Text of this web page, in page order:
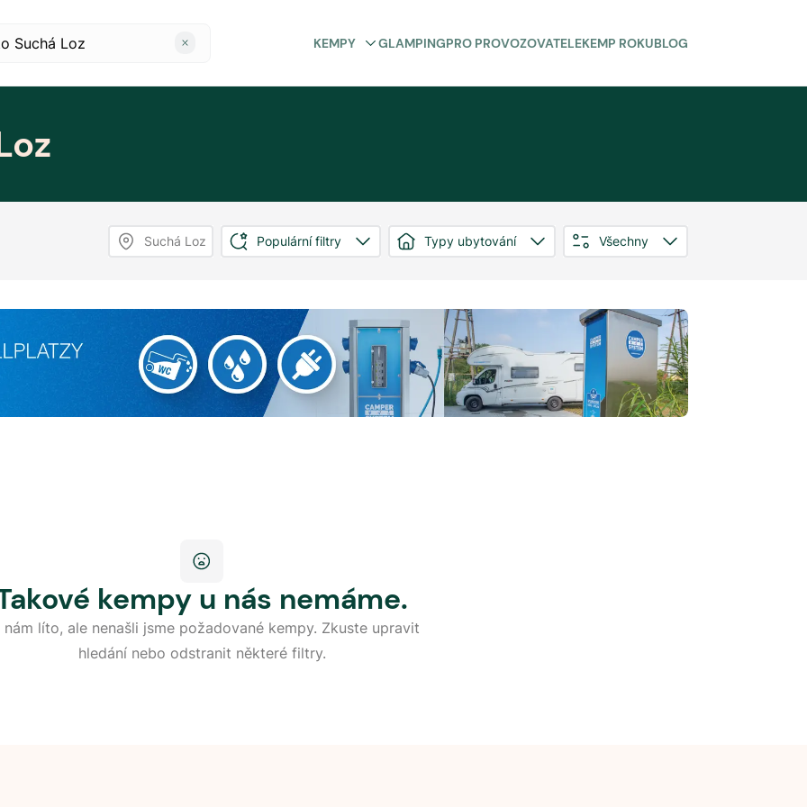
KEMPY GLAMPINGPRO PROVOZOVATELEKEMP ROKUBLOG
Suchá Loz Populární filtry Typy ubytování Všechny
kempy u nás nemáme.
nám líto, ale nenašli jsme požadované kempy. Zkuste upravit
hledání nebo odstranit některé filtry.